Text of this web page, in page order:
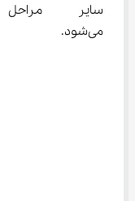
سایر
می‌شود.